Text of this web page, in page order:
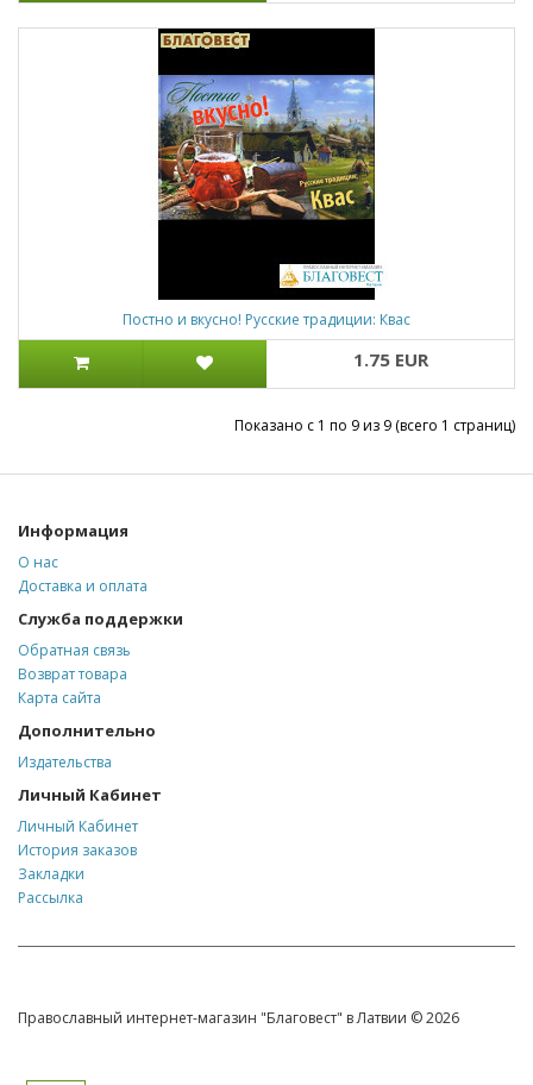
Постно и вкусно! Русские традиции: Квас
1.75 EUR
Показано с 1 по 9 из 9 (всего 1 страниц)
Информация
О нас
Доставка и оплата
Служба поддержки
Обратная связь
Возврат товара
Карта сайта
Дополнительно
Издательства
Личный Кабинет
Личный Кабинет
История заказов
Закладки
Рассылка
Православный интернет-магазин "Благовест" в Латвии © 2026